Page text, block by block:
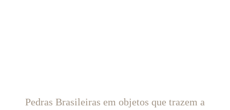
Pedras Brasileiras em objetos que trazem a